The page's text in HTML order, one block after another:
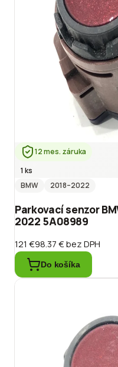
12 mes. záruka
1 ks
BMW
2018–2022
Parkovací senzor
2022 5A08989
121 €98.37 €bez DPH
Do košíka